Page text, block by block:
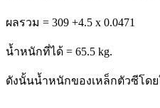
ผลรวม = 309 +4.5 x 0.0471
น้ำหนักที่ได้ = 65.5 kg.
ดังนั้นน้ำหนักของเหล็กตัวซีโด